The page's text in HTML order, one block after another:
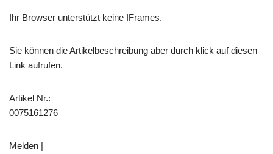
Ihr Browser unterstützt keine IFrames.
Sie können die Artikelbeschreibung aber durch klick auf diesen
Link aufrufen.
Artikel Nr.:
0075161276
Melden |